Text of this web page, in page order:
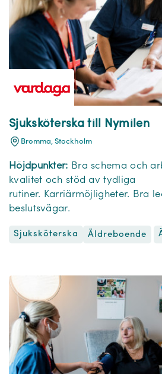
Sjuksköterska till Nymilen
Bromma, Stockholm
Höjdpunkter: Bra schema och
kvalitet och stöd av tydliga
rutiner. Karriärmöjligheter. Bra
beslutsvägar.
Sjuksköterska Äldreboende